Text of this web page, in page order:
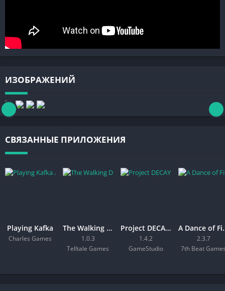
ИЗОБРАЖЕНИЙ
СВЯЗАННЫЕ ПРИЛОЖЕНИЯ
Playing Kafka
Charles Games
The Walking Dead: The Final Season
1.0.3
Telltale Games
Project DECAY — Bodycam FPS
1.4.2
GameStudio
A
2.3.7
7th Beat